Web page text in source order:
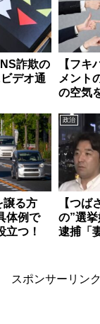
詐欺の
デオ通
【フキ
メント
の空気
譲る方
体例で
立つ！
政治
【つば
の”選
逮捕「
スポンサーリンク